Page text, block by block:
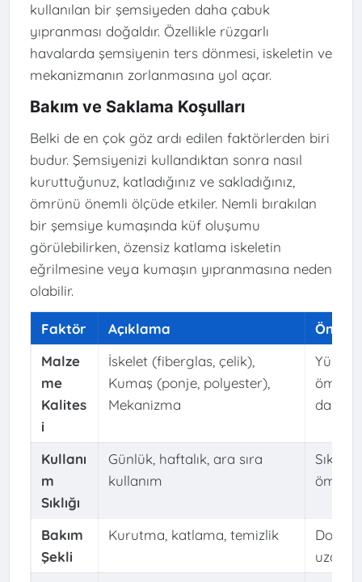
kullanılan bir şemsiyeden daha çabuk
yıpranması doğaldır. Özellikle rüzgarlı
havalarda şemsiyenin ters dönmesi, iskeletin ve
mekanizmanın zorlanmasına yol açar.
Bakım ve Saklama Koşulları
Belki de en çok göz ardı edilen faktörlerden biri
budur. Şemsiyenizi kullandıktan sonra nasıl
kuruttuğunuz, katladığınız ve sakladığınız,
ömrünü önemli ölçüde etkiler. Nemli bırakılan
bir şemsiye kumaşında küf oluşumu
görülebilirken, özensiz katlama iskeletin
eğrilmesine veya kumaşın yıpranmasına neden
olabilir.
Faktör Açıklama
Ömrü
Malze
me
Kalites
i
İskelet (fiberglas, çelik),
Kumaş (ponje, polyester),
Mekanizma
ömrü
Kullanı
m
Sıklığı
Günlük, haftalık, ara sıra
kullanım
Sık
ömrü
Bakım
Şekli
Kurutma, katlama, temizlik
Doğru